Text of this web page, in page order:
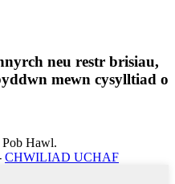
neu restr brisiau,
mewn cysylltiad o
Hawl.
CHWILIAD UCHAF